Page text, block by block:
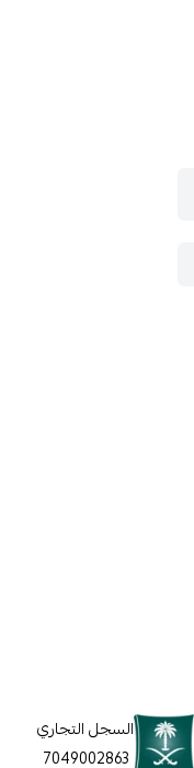
السجل التجاري
7049002863